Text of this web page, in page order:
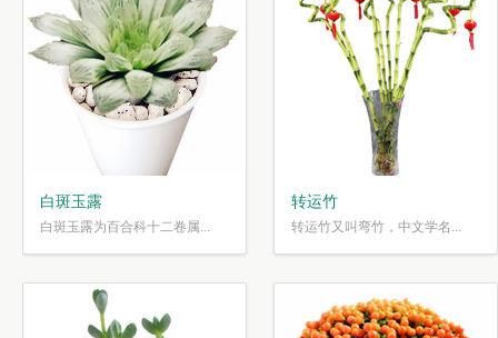
白斑玉露
白斑玉露为百合科十二卷属...
转运竹
转运竹又叫弯竹，中文学名...